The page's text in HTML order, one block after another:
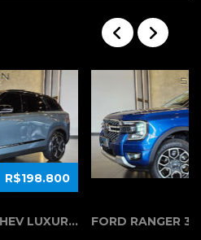
R$198.800
JAECOO 7 1.5 TGDI PHEV LUXURY DHT 2...